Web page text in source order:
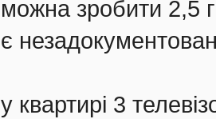
можна зробити 2,5
є
у квартирі 3